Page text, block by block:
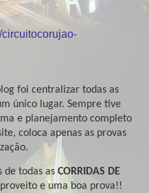
circuitocorujao-
foi centralizar todas as
único lugar. Sempre tive
e planejamento completo
coloca apenas as provas
de todas as CORRIDAS DE
e uma boa prova!!